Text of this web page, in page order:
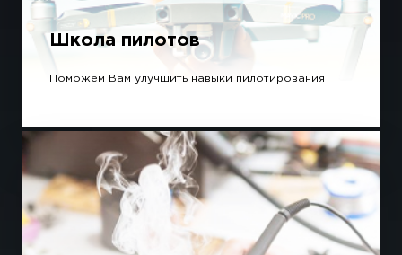
Школа пилотов
Поможем Вам улучшить навыки пилотирования